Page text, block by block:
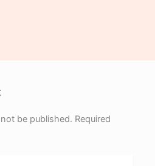
be published. Required